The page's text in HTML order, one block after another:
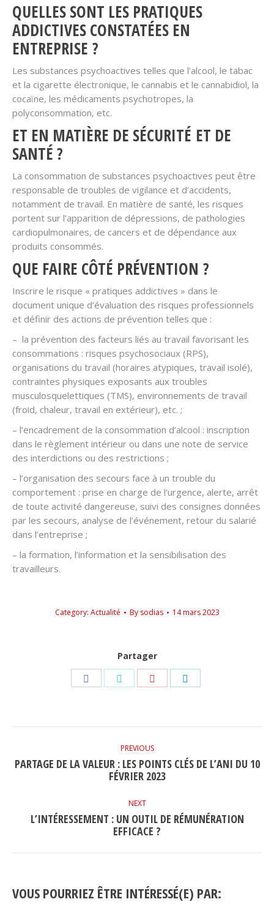
QUELLES SONT LES PRATIQUES
ADDICTIVES CONSTATÉES EN
ENTREPRISE ?
Les substances psychoactives telles que l’alcool, le tabac
et la cigarette électronique, le cannabis et le cannabidiol, la
cocaïne, les médicaments psychotropes, la
polyconsommation, etc.
ET EN MATIÈRE DE SÉCURITÉ ET DE
SANTÉ ?
La consommation de substances psychoactives peut être
responsable de troubles de vigilance et d’accidents,
notamment de travail. En matière de santé, les risques
portent sur l’apparition de dépressions, de pathologies
cardiopulmonaires, de cancers et de dépendance aux
produits consommés.
QUE FAIRE CÔTÉ PRÉVENTION ?
Inscrire le risque « pratiques addictives » dans le
document unique d’évaluation des risques professionnels
et définir des actions de prévention telles que :
– la prévention des facteurs liés au travail favorisant les
consommations : risques psychosociaux (RPS),
organisations du travail (horaires atypiques, travail isolé),
contraintes physiques exposants aux troubles
musculosquelettiques (TMS), environnements de travail
(froid, chaleur, travail en extérieur), etc. ;
– l’encadrement de la consommation d’alcool : inscription
dans le règlement intérieur ou dans une note de service
des interdictions ou des restrictions ;
– l’organisation des secours face à un trouble du
comportement : prise en charge de l’urgence, alerte, arrêt
de toute activité dangereuse, suivi des consignes données
par les secours, analyse de l’événement, retour du salarié
dans l’entreprise ;
– la formation, l’information et la sensibilisation des
travailleurs.
Category: Actualité By sodias 14 mars 2023
Partager
PREVIOUS
Previous
post:
PARTAGE DE LA VALEUR : LES POINTS CLÉS DE L’ANI DU 10
FÉVRIER 2023
NEXT
Next
post:
L’INTÉRESSEMENT : UN OUTIL DE RÉMUNÉRATION
EFFICACE ?
VOUS POURRIEZ ÊTRE INTÉRESSÉ(E) PAR: